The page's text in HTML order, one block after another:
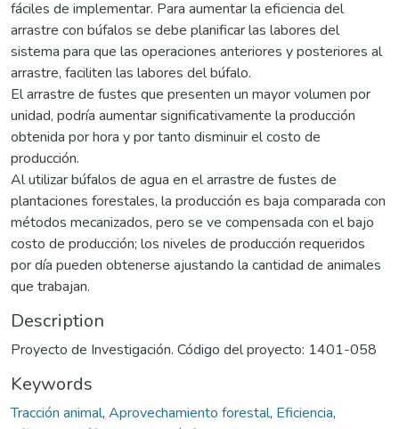
fáciles de implementar. Para aumentar la eficiencia del
arrastre con búfalos se debe planificar las labores del
sistema para que las operaciones anteriores y posteriores al
arrastre, faciliten las labores del búfalo.
El arrastre de fustes que presenten un mayor volumen por
unidad, podría aumentar significativamente la producción
obtenida por hora y por tanto disminuir el costo de
producción.
Al utilizar búfalos de agua en el arrastre de fustes de
plantaciones forestales, la producción es baja comparada con
métodos mecanizados, pero se ve compensada con el bajo
costo de producción; los niveles de producción requeridos
por día pueden obtenerse ajustando la cantidad de animales
que trabajan.
Description
Proyecto de Investigación. Código del proyecto: 1401-058
Keywords
Tracción animal, Aprovechamiento forestal, Eficiencia,